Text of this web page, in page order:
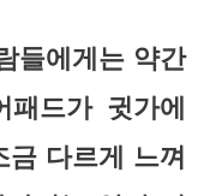
들에게는 약간
드가 귓가에
금 다르게 느껴